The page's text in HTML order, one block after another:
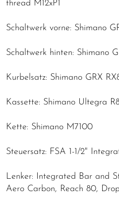
thread M12xP1
Schaltwerk vorne: Shimano
Schaltwerk hinten: Shimano
Kurbelsatz: Shimano GRX
Kassette: Shimano Ultegra
Kette: Shimano M7100
Steuersatz: FSA 1-1/2"
Lenker: Integrated Bar and
Aero Carbon, Reach 80,